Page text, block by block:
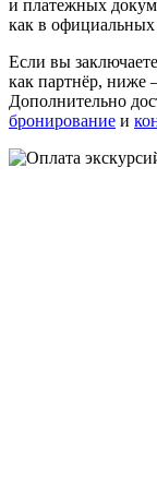
и платежных
как в
Если вы
как партнёр, ниже
Дополнительно
бронирование и